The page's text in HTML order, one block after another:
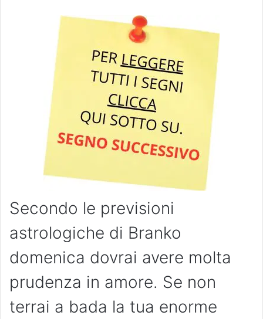
Secondo le previsioni
astrologiche di Branko
domenica dovrai avere molta
prudenza in amore. Se non
terrai a bada la tua enorme